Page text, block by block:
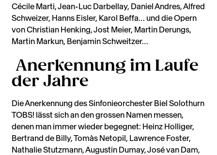
Cécile Marti, Jean-Luc Darbellay, Daniel Andres, Alfred
Schweizer, Hanns Eisler, Karol Beffa… und die Opern
von Christian Henking, Jost Meier, Martin Derungs,
Martin Markun, Benjamin Schweitzer…
Anerkennung im Laufe
der Jahre
Die Anerkennung des Sinfonieorchester Biel Solothurn
TOBS! lässt sich an den grossen Namen messen,
denen man immer wieder begegnet: Heinz Holliger,
Bertrand de Billy, Tomàs Netopil, Lawrence Foster,
Nathalie Stutzmann, Augustin Dumay, José van Dam,